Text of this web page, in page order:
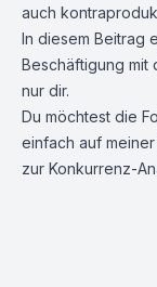
auch
In diesem Beitrag
Beschäftigung mit
nur dir.
Du möchtest die
einfach auf
zur Konkurrenz-